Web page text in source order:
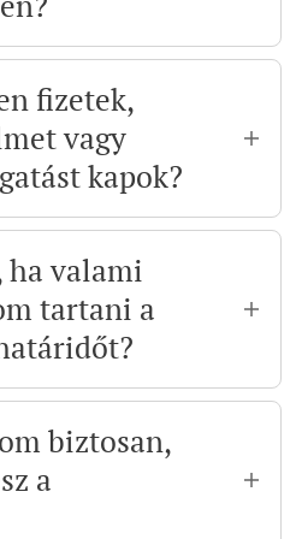
hogy melyik
közösen
legjobban a
fizetek,
vagy
kapok?
támogatást és
aki egy összegben
a fizetés
minőségét
ha valami
tartani a
előbb jelezd
rugalmasan
megoldást találni.
biztosan,
a